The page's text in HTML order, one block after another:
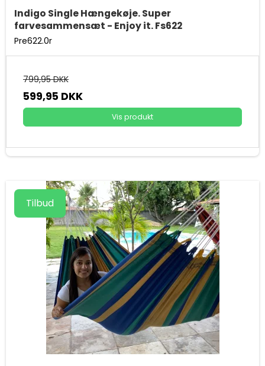
Indigo Single Hængekøje. Super
farvesammensæt - Enjoy it. Fs622
Pre622.0r
799,95 DKK
599,95 DKK
Vis produkt
Tilbud